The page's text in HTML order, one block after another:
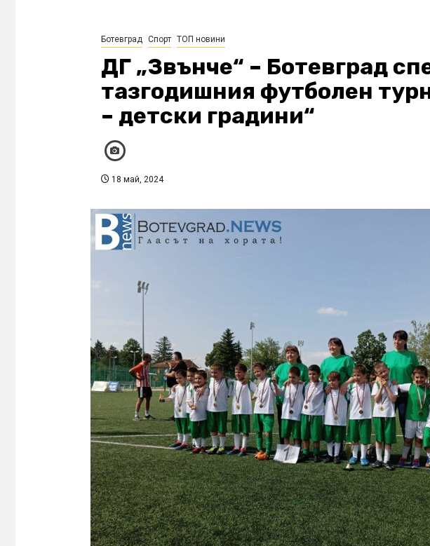
Ботевград Спорт ТОП новини
ДГ „Звънче“ – Ботевград
тазгодишния футболен
– детски градини“
18 май, 2024